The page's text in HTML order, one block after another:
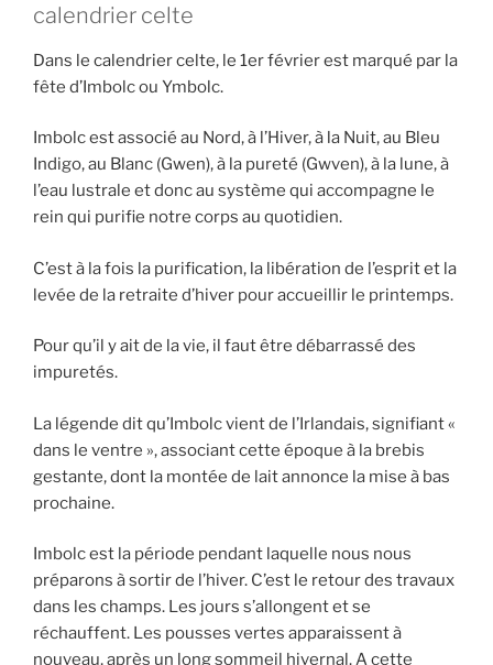
calendrier celte
Dans le calendrier celte, le 1er février est marqué par la
fête d’Imbolc ou Ymbolc.
Imbolc est associé au Nord, à l’Hiver, à la Nuit, au Bleu
Indigo, au Blanc (Gwen), à la pureté (Gwven), à la lune, à
l’eau lustrale et donc au système qui accompagne le
rein qui purifie notre corps au quotidien.
C’est à la fois la purification, la libération de l’esprit et la
levée de la retraite d’hiver pour accueillir le printemps.
Pour qu’il y ait de la vie, il faut être débarrassé des
impuretés.
La légende dit qu’Imbolc vient de l’Irlandais, signifiant «
dans le ventre », associant cette époque à la brebis
gestante, dont la montée de lait annonce la mise à bas
prochaine.
Imbolc est la période pendant laquelle nous nous
préparons à sortir de l’hiver. C’est le retour des travaux
dans les champs. Les jours s’allongent et se
réchauffent. Les pousses vertes apparaissent à
nouveau, après un long sommeil hivernal. A cette